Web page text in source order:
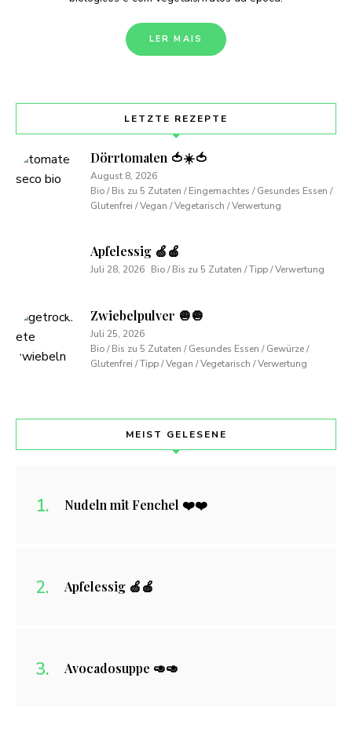
LER MAIS
LETZTE REZEPTE
Dörrtomaten 🍅☀️🍅
August 8, 2026
Bio / Bis zu 5 Zutaten / Eingemachtes / Gesundes Essen /
Glutenfrei / Vegan / Vegetarisch / Verwertung
Apfelessig 🍏🍎
Juli 28, 2026 Bio / Bis zu 5 Zutaten / Tipp / Verwertung
Zwiebelpulver 🧅🧅
Juli 25, 2026
Bio / Bis zu 5 Zutaten / Gesundes Essen / Gewürze /
Glutenfrei / Tipp / Vegan / Vegetarisch / Verwertung
MEIST GELESENE
Nudeln mit Fenchel ❤️❤️
Apfelessig 🍏🍎
Avocadosuppe 🥑🥑